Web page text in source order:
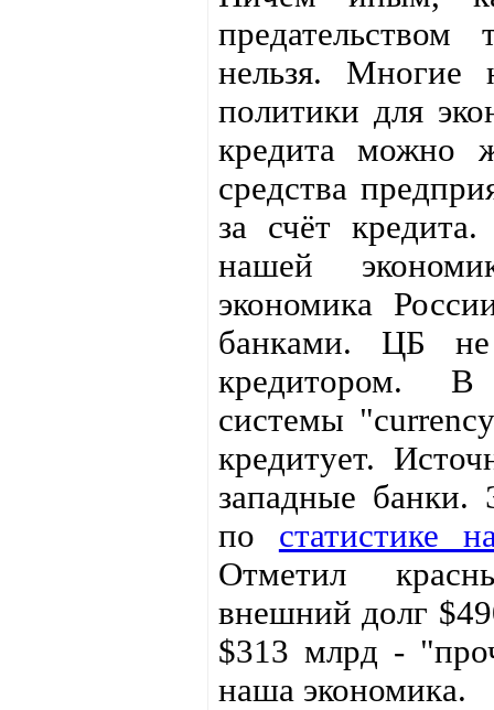
предательством
нельзя. Многие
политики для
кредита можно
средства
за счёт
нашей
экономика
банками. ЦБ не
кредитором. В
системы
кредитует.
западные банки.
по статистике
Отметил
внешний долг
$313 млрд -
наша экономика.